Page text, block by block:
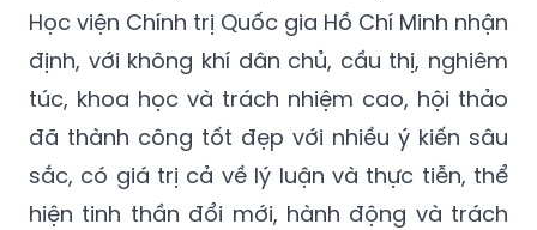
Học viện Chính trị Quốc gia Hồ Chí Minh nhận
định, với không khí dân chủ, cầu thị, nghiêm
túc, khoa học và trách nhiệm cao, hội thảo
đã thành công tốt đẹp với nhiều ý kiến sâu
sắc, có giá trị cả về lý luận và thực tiễn, thể
hiện tinh thần đổi mới, hành động và trách